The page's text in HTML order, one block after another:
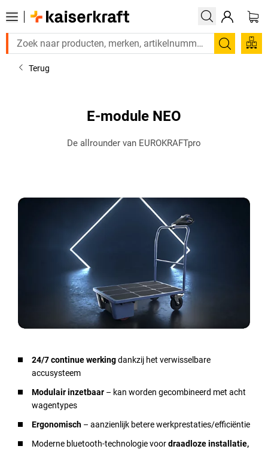
Zoeken
Terug
E-module NEO
De allrounder van EUROKRAFTpro
24/7 continue werkingdankzij het verwisselbare
accusysteem
Modulair inzetbaar – kan worden gecombineerd met acht
wagentypes
Ergonomisch – aanzienlijk betere werkprestaties/efficiëntie
Moderne bluetooth-technologie voordraadloze installatie,